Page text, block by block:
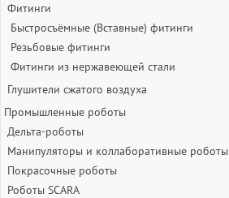
Фитинги
Быстросъёмные (Вставные) фитинги
Резьбовые фитинги
Фитинги из нержавеющей стали
Глушители сжатого воздуха
Промышленные роботы
Дельта-роботы
Манипуляторы и коллаборативные роботы
Покрасочные роботы
Роботы SCARA